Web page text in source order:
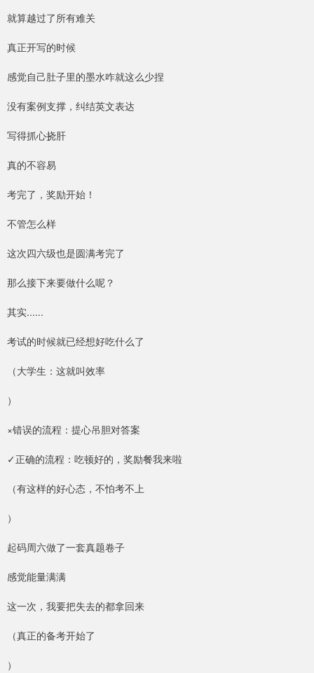
就算越过了所有难关
真正开写的时候
感觉自己肚子里的墨水咋就这么少捏
没有案例支撑，纠结英文表达
写得抓心挠肝
真的不容易
考完了，奖励开始！
不管怎么样
这次四六级也是圆满考完了
那么接下来要做什么呢？
其实......
考试的时候就已经想好吃什么了
（大学生：这就叫效率
）
×错误的流程：提心吊胆对答案
✓正确的流程：吃顿好的，奖励餐我来啦
（有这样的好心态，不怕考不上
）
起码周六做了一套真题卷子
感觉能量满满
这一次，我要把失去的都拿回来
（真正的备考开始了
）